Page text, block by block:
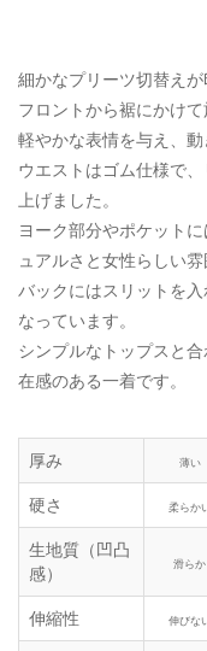
細かなプリーツ切替えが
フロントから裾にかけ
軽やかな表情を与え、動
ウエストはゴム仕様で
上げました。
ヨーク部分やポケット
ュアルさと女性らしい
バックにはスリットを
なっています。
シンプルなトップスと
在感のある一着です。
厚み 薄い
硬さ 柔らか
生地質（凹凸
感）
滑らか
伸縮性 伸びな